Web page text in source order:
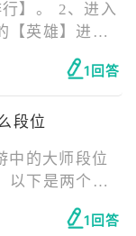
】。 2、进入
【英雄】进行
点进去。 3、
切换至【战
属，此时战区
开启定位功
能够查看到定
1回答
段位
中的大师段位
以下是两个游
手游大师相当
耀中，一个玩
1回答